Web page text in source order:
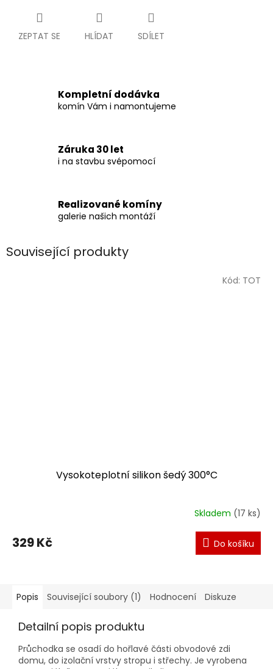
ZEPTAT SE HLÍDAT SDÍLET
Kompletní dodávka
komín Vám i namontujeme
Záruka 30 let
i na stavbu svépomocí
Realizované komíny
galerie našich montáží
Související produkty
Vysokoteplotní silikon šedý 300°C
Skladem (17 ks)
329 Kč Do košíku
Kód: TOT
Popis Související soubory (1) Hodnocení Diskuze
Detailní popis produktu
Průchodka se osadí do hořlavé části obvodové zdi
domu, do izolační vrstvy stropu i střechy. Je vyrobena